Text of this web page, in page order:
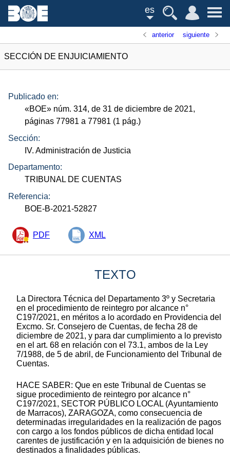
es
anterior siguiente
SECCIÓN DE ENJUICIAMIENTO
Publicado en:
«BOE» núm. 314, de 31 de diciembre de 2021,
páginas 77981 a 77981 (1 pág.)
Sección:
IV. Administración de Justicia
Departamento:
TRIBUNAL DE CUENTAS
Referencia:
BOE-B-2021-52827
PDF XML
TEXTO
La Directora Técnica del Departamento 3º y Secretaria
en el procedimiento de reintegro por alcance n°
C197/2021, en méritos a lo acordado en Providencia del
Excmo. Sr. Consejero de Cuentas, de fecha 28 de
diciembre de 2021, y para dar cumplimiento a lo previsto
en el art. 68 en relación con el 73.1, ambos de la Ley
7/1988, de 5 de abril, de Funcionamiento del Tribunal de
Cuentas.
HACE SABER: Que en este Tribunal de Cuentas se
sigue procedimiento de reintegro por alcance n°
C197/2021, SECTOR PÚBLICO LOCAL (Ayuntamiento
de Marracos), ZARAGOZA, como consecuencia de
determinadas irregularidades en la realización de pagos
con cargo a los fondos públicos de dicha entidad local
carentes de justificación y en la adquisición de bienes no
destinados a finalidades públicas.